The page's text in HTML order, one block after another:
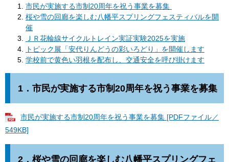
市民が実施する市制20周年を祝う事業を募集
桜や雪の回廊を楽しむ八幡平スプリングフェスティバルを開
催
ＪＲ花輪線サイクルトレイン実証実験2025を実施
トピック展「安代りんどうの彩いろどり」を開催します
学校前で黄色い羽根を配布し、交通安全を呼び掛けます
1． 市民が実施する市制20周年を祝う事業を募集
市民が実施する市制20周年を祝う事業を募集 [PDFファイル／
549KB]
2． 桜や雪の回廊を楽しむ八幡平スプリングフェ